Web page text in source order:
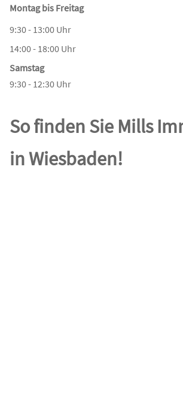
Montag bis Freitag
9:30 - 13:00 Uhr
14:00 - 18:00 Uhr
Samstag
9:30 - 12:30 Uhr
So finden Sie Mills
in Wiesbaden!